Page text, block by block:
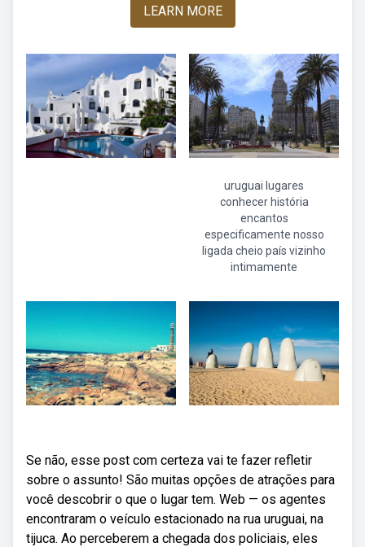
LEARN MORE
uruguai lugares
conhecer história
encantos
especificamente nosso
ligada cheio país vizinho
intimamente
Se não, esse post com certeza vai te fazer refletir
sobre o assunto! São muitas opções de atrações para
você descobrir o que o lugar tem. Web — os agentes
encontraram o veículo estacionado na rua uruguai, na
tijuca. Ao perceberem a chegada dos policiais, eles